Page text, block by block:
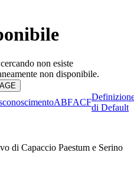
non esiste
non disponibile.
ABFACF
di Default
di Capaccio Paestum e Serino